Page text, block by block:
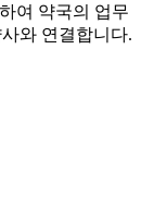
여 약국의 업무
와 연결합니다.